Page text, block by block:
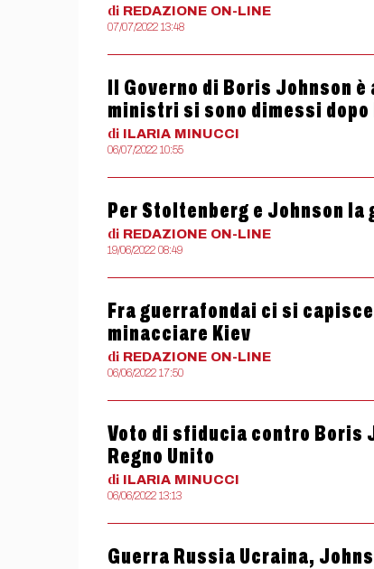
di REDAZIONE ON-LINE
07/07/2022 13:48
Il Governo di Boris Johnson
ministri si sono dimessi
di ILARIA MINUCCI
06/07/2022 10:55
Per Stoltenberg e Johnson
di REDAZIONE ON-LINE
19/06/2022 08:49
Fra guerrafondai ci si
minacciare Kiev
di REDAZIONE ON-LINE
06/06/2022 17:50
Voto di sfiducia contro Boris
Regno Unito
di ILARIA MINUCCI
06/06/2022 13:13
Guerra Russia Ucraina,